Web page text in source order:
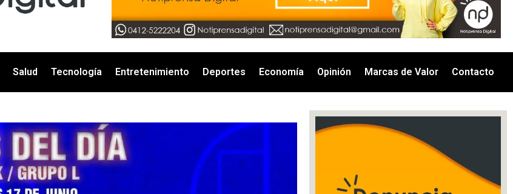
Salud Tecnología Entretenimiento Deportes Economía Opinión Marcas de Valor Contacto